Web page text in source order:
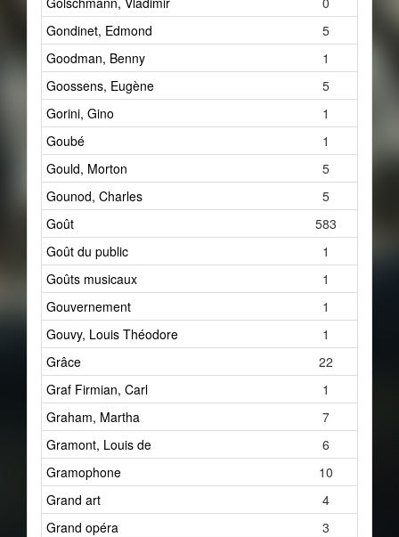
Gondinet, Edmond
5
Goodman, Benny
1
Goossens, Eugène
5
Gorini, Gino
1
Goubé
1
Gould, Morton
5
Gounod, Charles
5
Goût
583
Goût du public
1
Goûts musicaux
1
Gouvernement
1
Gouvy, Louis Théodore
1
Grâce
22
Graf Firmian, Carl
1
Graham, Martha
7
Gramont, Louis de
6
Gramophone
10
Grand art
4
Grand opéra
3